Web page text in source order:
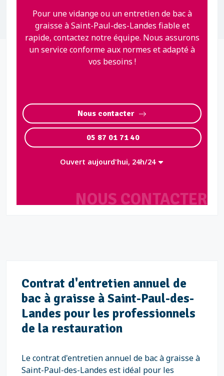
NOUS CONTACTER
Pour une vidange ou un entretien de bac à
graisse à Saint-Paul-des-Landes fiable et
rapide, contactez notre équipe. Nous assurons
un service conforme aux normes et adapté à
vos besoins !
Nous contacter
05 87 01 71 40
Ouvert aujourd'hui, 24h/24
Contrat d'entretien annuel de
bac à graisse à Saint-Paul-des-
Landes pour les professionnels
de la restauration
Le contrat d'entretien annuel de bac à graisse à
Saint-Paul-des-Landes est idéal pour les